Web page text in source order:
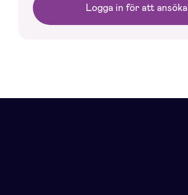
Logga in för att ansöka